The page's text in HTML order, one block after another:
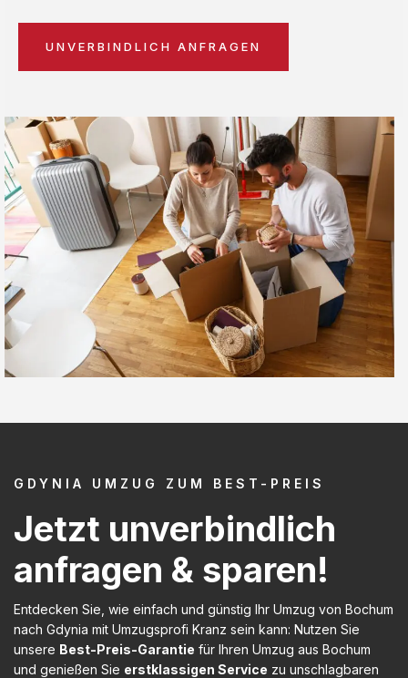
UNVERBINDLICH ANFRAGEN
GDYNIA UMZUG ZUM BEST-PREIS
Jetzt unverbindlich
anfragen & sparen!
Entdecken Sie, wie einfach und günstig Ihr Umzug von Bochum
nach Gdynia mit Umzugsprofi Kranz sein kann: Nutzen Sie
unsere Best-Preis-Garantie für Ihren Umzug aus Bochum
und genießen Sie erstklassigen Service zu unschlagbaren